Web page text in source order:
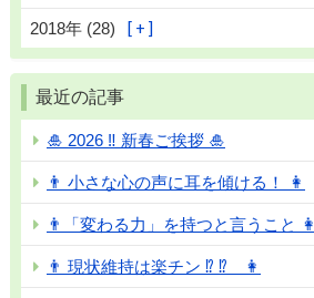
2018年 (28)
最近の記事
🎍 2026 ‼ 新春ご挨拶 🎍
👨 小さな心の声に耳を傾ける！ 👩
👨「変わる力」を持つと言うこと 👩
👨 現状維持は楽チン ⁉ ⁉ 👩